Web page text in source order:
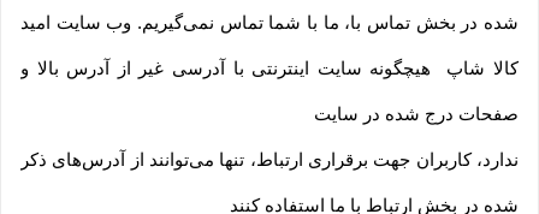
شده در بخش تماس با، ما با شما تماس نمی‌‏گیریم. وب سایت امید
کالا شاپ هیچگونه سایت اینترنتی با آدرسی غیر از آدرس بالا و
صفحات درج شده در سایت
ندارد، کاربران جهت برقراری ارتباط، تنها می‏‌توانند از آدرس‌‏های ذکر
شده در بخش ارتباط با ما استفاده کنند